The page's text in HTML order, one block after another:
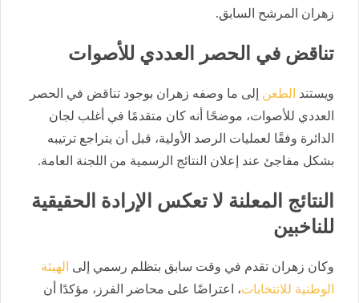
زهران المرشح السابق.
تناقض في الحصر العددي للأصوات
ويستند الطعن إلى ما وصفه زهران بوجود تناقض في الحصر
العددي للأصوات، موضحًا أنه كان متقدمًا في أغلب لجان
الدائرة وفقًا لعمليات الرصد الأولية، قبل أن يتراجع ترتيبه
بشكل مفاجئ عند إعلان النتائج الرسمية من اللجنة العامة.
النتائج المعلنة لا تعكس الإرادة الحقيقية
للناخبين
وكان زهران تقدم في وقت سابق بتظلم رسمي إلى الهيئة
الوطنية للانتخابات، اعتراضًا على محاضر الفرز، مؤكدًا أن